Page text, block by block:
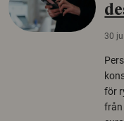
30
för
från